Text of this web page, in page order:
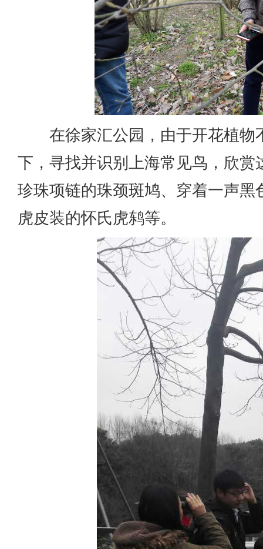
在徐家汇公园，由于开花植物
下，寻找并识别上海常见鸟，欣
珍珠项链的珠颈斑鸠、穿着一声
虎皮装的怀氏虎鸫等。